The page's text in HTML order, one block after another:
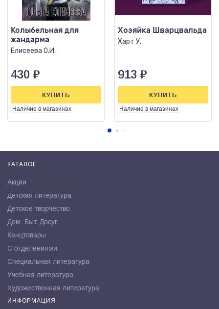
Колыбельная для
жандарма
Елисеева О.И.
430 ₽
Наличие в магазинах
КУПИТЬ
Хозяйка Шварцвальда
Харт У.
913 ₽
Наличие в магазинах
КУПИТЬ
КАТАЛОГ
Акции
Детская литература
Детское творчество
Дом. Быт. Досуг.
Канцтовары
С отделениями
Специальная литература
Учебная литература
Художественная литература
ИНФОРМАЦИЯ